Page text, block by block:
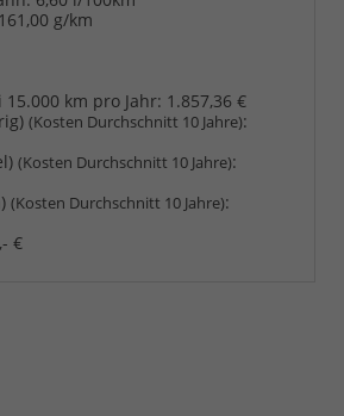
161,00 g/km
km pro Jahr: 1.857,36 €
(Kosten Durchschnitt 10 Jahre):
(Kosten Durchschnitt 10 Jahre):
(Kosten Durchschnitt 10 Jahre):
€